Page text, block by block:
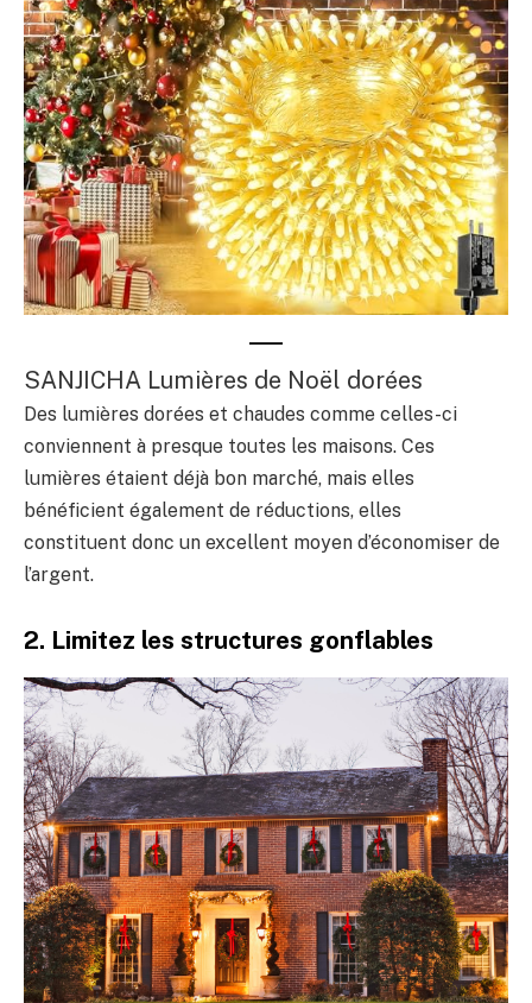
SANJICHA Lumières de Noël dorées
Des lumières dorées et chaudes comme celles-ci
conviennent à presque toutes les maisons. Ces
lumières étaient déjà bon marché, mais elles
bénéficient également de réductions, elles
constituent donc un excellent moyen d’économiser de
l’argent.
2. Limitez les structures gonflables